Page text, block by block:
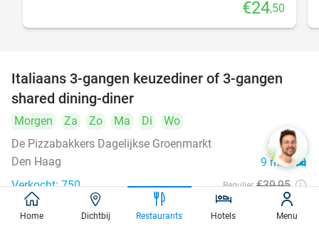
€24,50
50%
Italiaans 3-gangen keuzediner of 3-gangen
shared dining-diner
Morgen Za Zo Ma Di
Wo
De Pizzabakkers Dagelijkse Groenmarkt
8.6star
Den Haag 9 min.directions_car
Verkocht: 750 Regulier €39,95
€19
Home Dichtbij Restaurants Hotels Menu